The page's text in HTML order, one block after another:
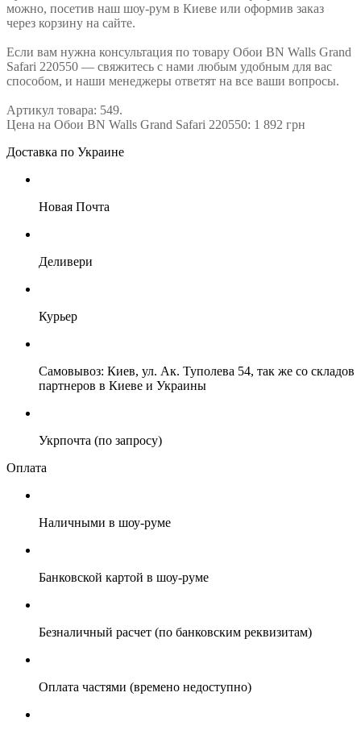
можно, посетив наш шоу-рум в Киеве или оформив заказ
через корзину на сайте.
Если вам нужна консультация по товару Обои BN Walls Grand
Safari 220550 — свяжитесь с нами любым удобным для вас
способом, и наши менеджеры ответят на все ваши вопросы.
Артикул товара: 549.
Цена на Обои BN Walls Grand Safari 220550: 1 892 грн
Доставка по Украине
Новая Почта
Деливери
Курьер
Самовывоз: Киев, ул. Ак. Туполева 54, так же со складов
партнеров в Киеве и Украины
Укрпочта (по запросу)
Оплата
Наличными в шоу-руме
Банковской картой в шоу-руме
Безналичный расчет (по банковским реквизитам)
Оплата частями (времено недоступно)